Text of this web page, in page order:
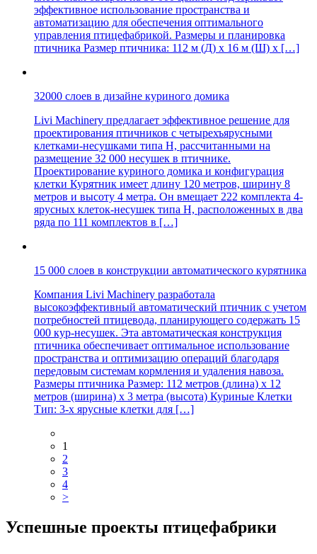
эффективное использование пространства и
автоматизацию для обеспечения оптимального
управления птицефабрикой. Размеры и планировка
птичника Размер птичника: 112 м (Д) x 16 м (Ш) x […]
32000 слоев в дизайне куриного домика
Livi Machinery предлагает эффективное решение для
проектирования птичников с четырехъярусными
клетками-несушками типа H, рассчитанными на
размещение 32 000 несушек в птичнике.
Проектирование куриного домика и конфигурация
клетки Курятник имеет длину 120 метров, ширину 8
метров и высоту 4 метра. Он вмещает 222 комплекта 4-
ярусных клеток-несушек типа H, расположенных в два
ряда по 111 комплектов в […]
15 000 слоев в конструкции автоматического курятника
Компания Livi Machinery разработала
высокоэффективный автоматический птичник с учетом
потребностей птицевода, планирующего содержать 15
000 кур-несушек. Эта автоматическая конструкция
птичника обеспечивает оптимальное использование
пространства и оптимизацию операций благодаря
передовым системам кормления и удаления навоза.
Размеры птичника Размер: 112 метров (длина) х 12
метров (ширина) х 3 метра (высота) Куриные Клетки
Тип: 3-х ярусные клетки для […]
1
2
3
4
>
Успешные проекты птицефабрики